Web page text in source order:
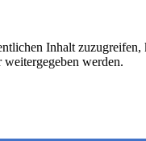
Inhalt
weitergegeben werden.